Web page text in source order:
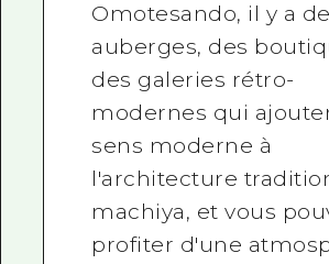
Omotesando, il y a
auberges, des
des galeries rétro-
modernes qui
sens moderne à
l'architecture
machiya, et vous
profiter d'une